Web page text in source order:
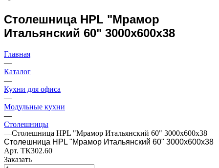
Столешница HPL "Мрамор
Итальянский 60" 3000х600х38
Главная
—
Каталог
—
Кухни для офиса
—
Модульные кухни
—
Столешницы
—Столешница HPL "Мрамор Итальянский 60" 3000х600х38
Столешница HPL "Мрамор Итальянский 60" 3000х600х38
Арт. ТК302.60
Заказать